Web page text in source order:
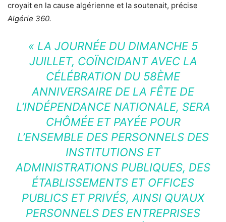
croyait en la cause algérienne et la soutenait, précise
Algérie 360.
« LA JOURNÉE DU DIMANCHE 5
JUILLET, COÏNCIDANT AVEC LA
CÉLÉBRATION DU 58ÈME
ANNIVERSAIRE DE LA FÊTE DE
L’INDÉPENDANCE NATIONALE, SERA
CHÔMÉE ET PAYÉE POUR
L’ENSEMBLE DES PERSONNELS DES
INSTITUTIONS ET
ADMINISTRATIONS PUBLIQUES, DES
ÉTABLISSEMENTS ET OFFICES
PUBLICS ET PRIVÉS, AINSI QU’AUX
PERSONNELS DES ENTREPRISES